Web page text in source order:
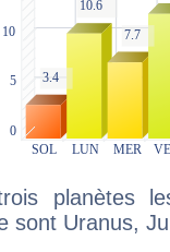
planètes
sont Uranus,